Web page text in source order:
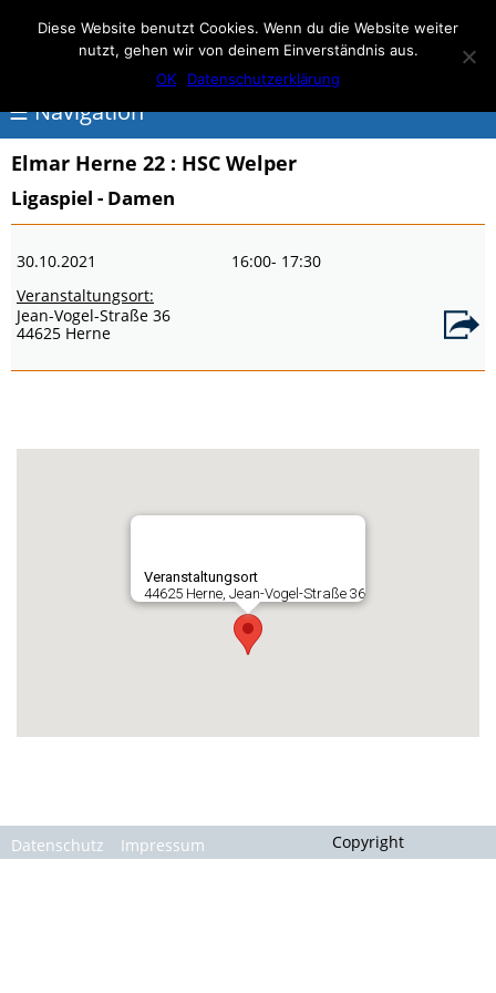
Elmar Herne 22
100% Handball
☰ Navigation
<
Über
Elmar
Herne
Events
Elmar Herne 22 : HSC Welper
Ligaspiel - Damen
30.10.2021 16:00- 17:30
Veranstaltungsort:
Jean-Vogel-Straße 36
44625 Herne
Veranstaltungsort
44625 Herne, Jean-Vogel-Straße 36
Datenschutz Impressum Copyright
Diese Website benutzt Cookies. Wenn du die Website weiter
nutzt, gehen wir von deinem Einverständnis aus.
OK
Datenschutzerklärung